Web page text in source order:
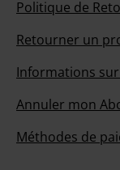
Politique de
Retourner un
Informations
Annuler mon
Méthodes de